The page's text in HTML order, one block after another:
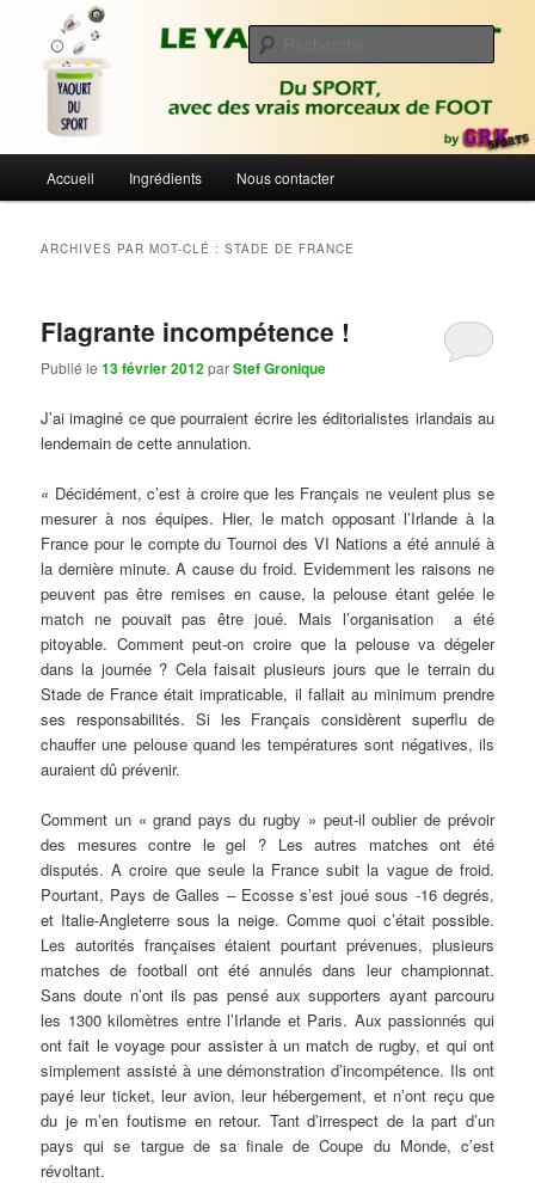
contenu
contenu
secondaireLe Yaourt du Sport
Du sport avec des vrais morceaux de foot | Gronique's Sports Blog
principal
Accueil Ingrédients Nous contacter
ARCHIVES PAR MOT-CLÉ :STADE DE FRANCE
Flagrante incompétence !
Publié le13 février 2012parStef Gronique
J’ai imaginé ce que pourraient écrire les éditorialistes irlandais au
lendemain de cette annulation.
« Décidément, c’est à croire que les Français ne veulent plus se
mesurer à nos équipes. Hier, le match opposant l’Irlande à la
France pour le compte du Tournoi des VI Nations a été annulé à
la dernière minute. A cause du froid. Evidemment les raisons ne
peuvent pas être remises en cause, la pelouse étant gelée le
match ne pouvait pas être joué. Mais l’organisation a été
pitoyable. Comment peut-on croire que la pelouse va dégeler
dans la journée ? Cela faisait plusieurs jours que le terrain du
Stade de France était impraticable, il fallait au minimum prendre
ses responsabilités. Si les Français considèrent superflu de
chauffer une pelouse quand les températures sont négatives, ils
auraient dû prévenir.
Comment un « grand pays du rugby » peut-il oublier de prévoir
des mesures contre le gel ? Les autres matches ont été
disputés. A croire que seule la France subit la vague de froid.
Pourtant, Pays de Galles – Ecosse s’est joué sous -16 degrés,
et Italie-Angleterre sous la neige. Comme quoi c’était possible.
Les autorités françaises étaient pourtant prévenues, plusieurs
matches de football ont été annulés dans leur championnat.
Sans doute n’ont ils pas pensé aux supporters ayant parcouru
les 1300 kilomètres entre l’Irlande et Paris. Aux passionnés qui
ont fait le voyage pour assister à un match de rugby, et qui ont
simplement assisté à une démonstration d’incompétence. Ils ont
payé leur ticket, leur avion, leur hébergement, et n’ont reçu que
du je m’en foutisme en retour. Tant d’irrespect de la part d’un
pays qui se targue de sa finale de Coupe du Monde, c’est
révoltant.